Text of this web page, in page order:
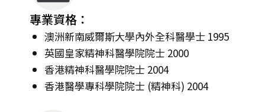
專業資格：
澳洲新南威爾斯大學內外全科醫學士 1995
英國皇家精神科醫學院院士 2000
香港精神科醫學院院士 2004
香港醫學專科學院院士 (精神科) 2004